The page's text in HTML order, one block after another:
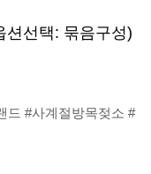
션선택: 묶음구성)
드 #사계절방목젖소 #